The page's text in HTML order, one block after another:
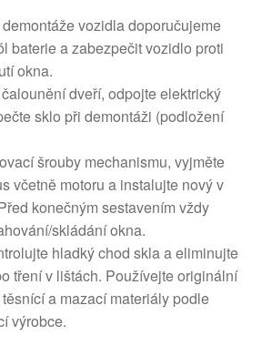
vozidla doporučujeme
baterie a zabezpečit vozidlo proti
okna.
dveří, odpojte elektrický
sklo při demontáži (podložení
šrouby mechanismu, vyjměte
včetně motoru a instalujte nový v
konečným sestavením vždy
skládání okna.
hladký chod skla a eliminujte
tření v lištách. Používejte originální
a mazací materiály podle
výrobce.